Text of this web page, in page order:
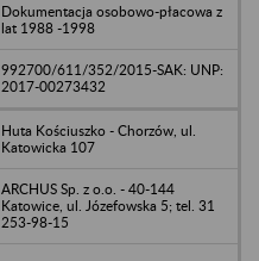
Dokumentacja osobowo-płacowa z
lat 1988 -1998
992700/611/352/2015-SAK: UNP:
2017-00273432
Huta Kościuszko - Chorzów, ul.
Katowicka 107
ARCHUS Sp. z o.o. - 40-144
Katowice, ul. Józefowska 5; tel. 31
253-98-15